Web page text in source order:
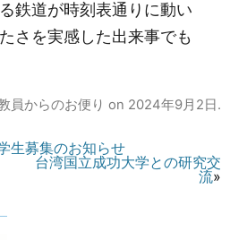
鉄道が時刻表通りに動い
さを実感した出来事でも
員からのお便り on 2024年9月2日.
募集のお知らせ
台湾国立成功大学との研究交
流»